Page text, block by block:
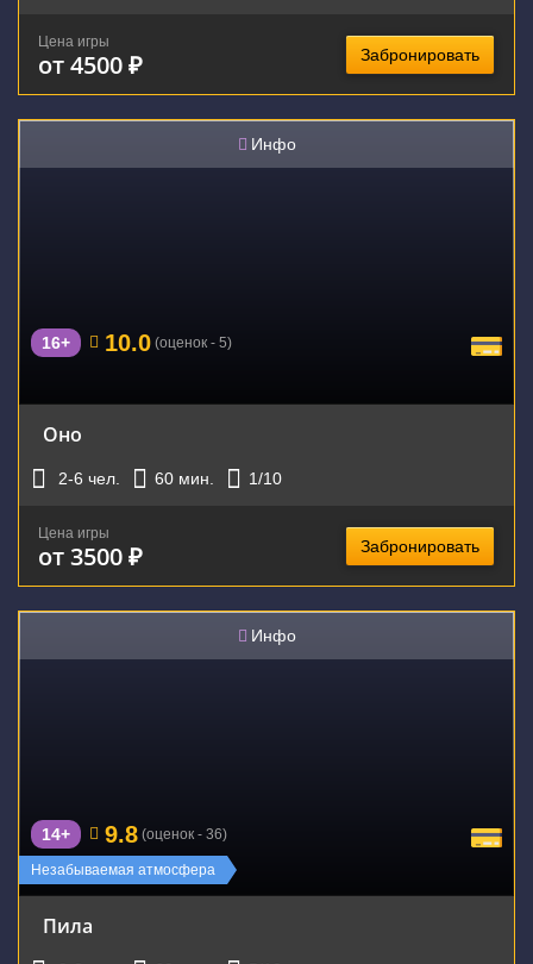
Цена игры
от 4500 ₽ Забронировать
Инфо
16+ 10.0 (оценок - 5)
Оно
2-6 чел. 60 мин. 1/10
Цена игры
от 3500 ₽ Забронировать
Инфо
Незабываемая атмосфера
14+ 9.8 (оценок - 36)
Пила